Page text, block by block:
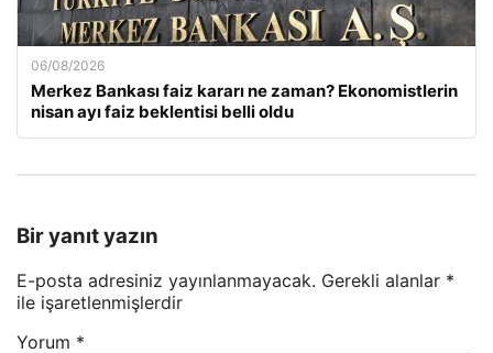
06/08/2026
Merkez Bankası faiz kararı ne zaman? Ekonomistlerin
nisan ayı faiz beklentisi belli oldu
Bir yanıt yazın
E-posta adresiniz yayınlanmayacak. Gerekli alanlar *
ile işaretlenmişlerdir
Yorum *